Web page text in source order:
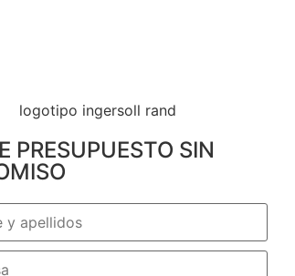
PRESUPUESTO SIN